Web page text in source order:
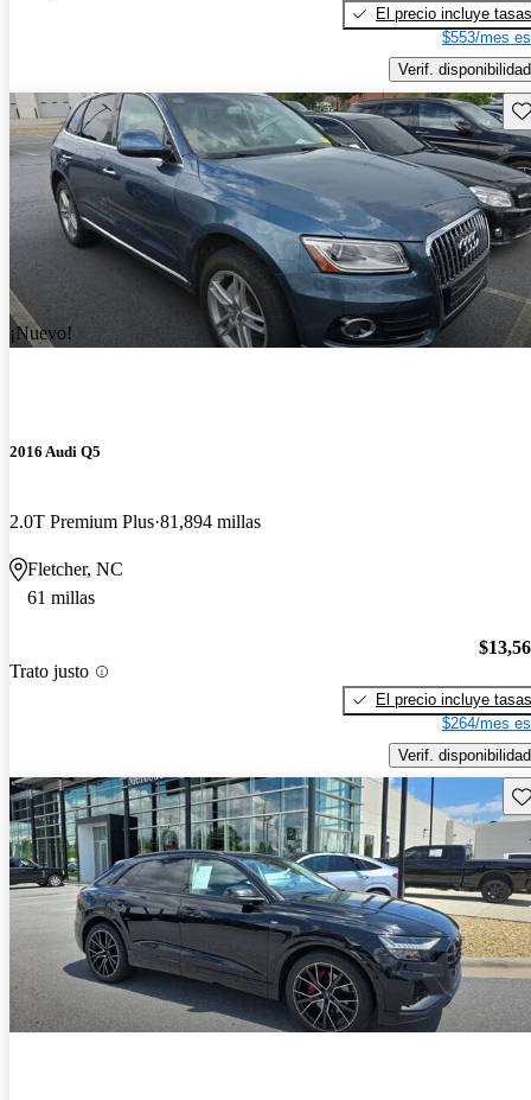
El precio incluye tasas
$553/mes
Verif. disponibilidad
¡Nuevo!
2016 Audi Q5
2.0T Premium Plus 81,894 millas
Fletcher, NC
61 millas
Trato justo
El precio incluye tasas
$264/mes
Verif. disponibilidad